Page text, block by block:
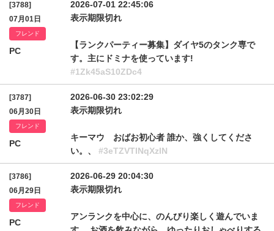
[3788]
07月01日
フレンド
PC
2026-07-01 22:45:06
表示期限切れ
【ランクパーティー募集】ダイヤ5のタンク専で
す。主にドミナを使っています!
#1Zk45aS10ZDc4
[3787]
06月30日
フレンド
PC
2026-06-30 23:02:29
表示期限切れ
キーマウ おばお初心者 誰か、強くしてくださ
い。、 #3eTZVTlNqXzlN
[3786]
06月29日
フレンド
PC
2026-06-29 20:04:30
表示期限切れ
アンランクを中心に、のんびり楽しく遊んでいま